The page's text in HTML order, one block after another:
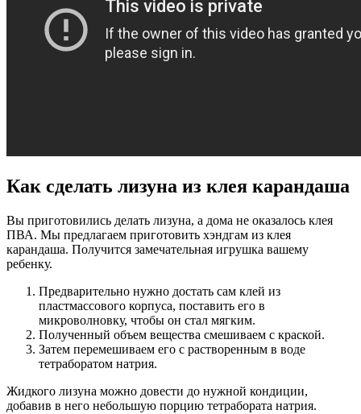
Как сделать лизуна из клея карандаша
Вы приготовились делать лизуна, а дома не оказалось клея
ПВА. Мы предлагаем приготовить хэндгам из клея
карандаша. Получится замечательная игрушка вашему
ребенку.
Предварительно нужно достать сам клей из
пластмассового корпуса, поставить его в
микроволновку, чтобы он стал мягким.
Полученный объем вещества смешиваем с краской.
Затем перемешиваем его с растворенным в воде
тетраборатом натрия.
Жидкого лизуна можно довести до нужной кондиции,
добавив в него небольшую порцию тетрабората натрия.